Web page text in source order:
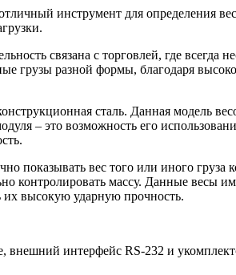
инструмент для определения
связана с торговлей, где
грузы разной формы, благодаря
сталь. Данная
– это возможность его
показывать вес того или иного
контролировать массу. Данные весы
высокую ударную прочность.
интерфейс RS-232 и